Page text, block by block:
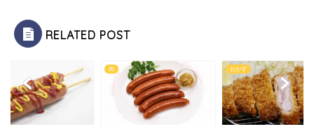
RELATED POST
肉 おかず